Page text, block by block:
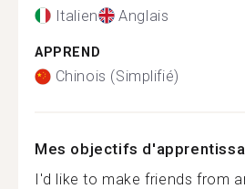
Italien Anglais
APPREND
Chinois (Simplifié)
Mes objectifs
I'd like to make friends from